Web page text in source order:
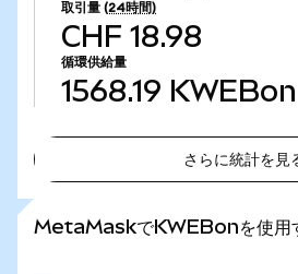
取引量 (24時間)
CHF 18.98
循環供給量
1568.19 KWEBon
さらに統計を見
MetaMaskでKWEBonを使用